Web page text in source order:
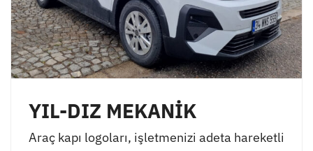
YIL-DIZ MEKANİK
Araç kapı logoları, işletmenizi adeta hareketli